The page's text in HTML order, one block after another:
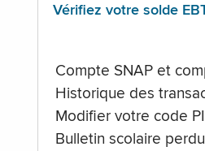
Vérifiez votre solde
Compte SNAP et
Historique des
Modifier votre code
Bulletin scolaire